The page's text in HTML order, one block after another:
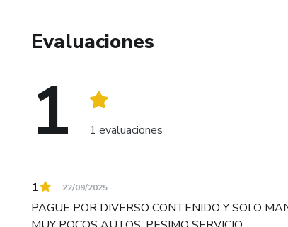
Evaluaciones
1 1 evaluaciones
1 22/09/2025
PAGUE POR DIVERSO CONTENIDO Y SOLO